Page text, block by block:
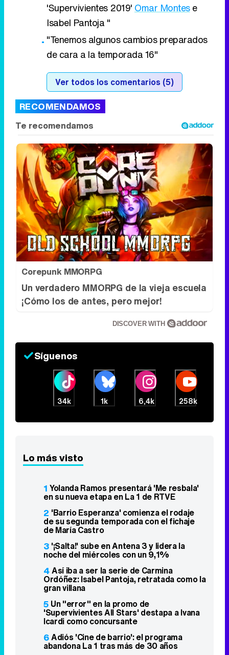
'Supervivientes 2019' Omar Montese
Isabel Pantoja "
"Tenemos algunos cambios preparados
de cara a la temporada 16"
Ver todos los comentarios (5)
RECOMENDAMOS
Corepunk MMORPG
Un verdadero MMORPG de la vieja escuela
¡Cómo los de antes, pero mejor!
DISCOVER WITH
Síguenos
34k 1k 6,4k 258k
Lo más visto
1 Yolanda Ramos presentará 'Me resbala'
en su nueva etapa en La 1 de RTVE
2 'Barrio Esperanza' comienza el rodaje
de su segunda temporada con el fichaje
de María Castro
3 '¡Salta!' sube en Antena 3 y lidera la
noche del miércoles con un 9,1%
4Así iba a ser la serie de Carmina
Ordóñez: Isabel Pantoja, retratada como la
gran villana
5 Un "error" en la promo de
'Supervivientes All Stars' destapa a Ivana
Icardi como concursante
6Adiós 'Cine de barrio': el programa
abandona La 1 tras más de 30 años